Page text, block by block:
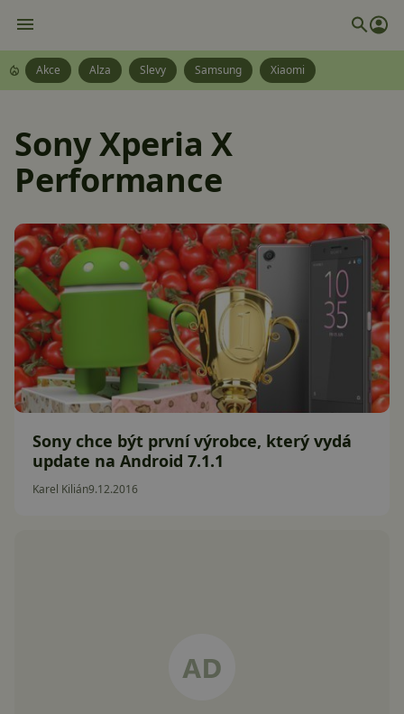
Akce Alza Slevy Samsung Xiaomi
Sony Xperia X
Performance
Sony chce být první výrobce, který vydá
update na Android 7.1.1
Karel Kilián9.12.2016